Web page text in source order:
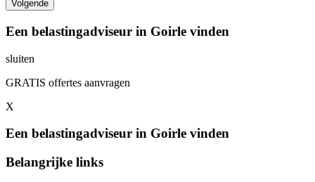
Een belastingadviseur in Goirle vinden
sluiten
GRATIS offertes aanvragen
X
Een belastingadviseur in Goirle vinden
Belangrijke links